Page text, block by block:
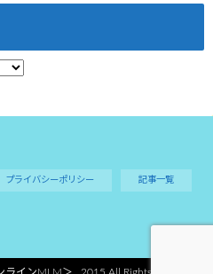
プライバシーポリシー 記事一覧